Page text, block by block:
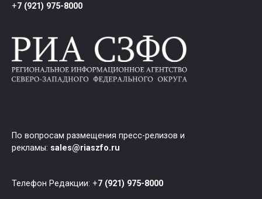
+7 (921) 975-8000
По вопросам размещения пресс-релизов и
рекламы: sales@riaszfo.ru
Телефон Редакции: +7 (921) 975-8000